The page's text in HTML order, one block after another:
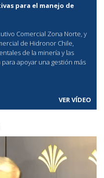
para el manejo de
Comercial Zona Norte, y
de Hidronor Chile,
de la minería y las
apoyar una gestión más
VER VÍDEO